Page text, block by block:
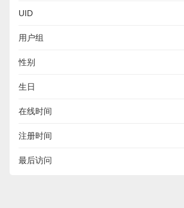
UID
用户组
性别
生日
在线时间
注册时间
最后访问